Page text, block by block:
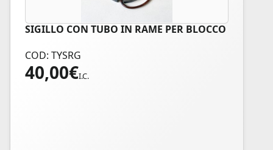
SIGILLO CON TUBO IN RAME PER BLOCCO
COD: TYSRG
40,00€I.C.